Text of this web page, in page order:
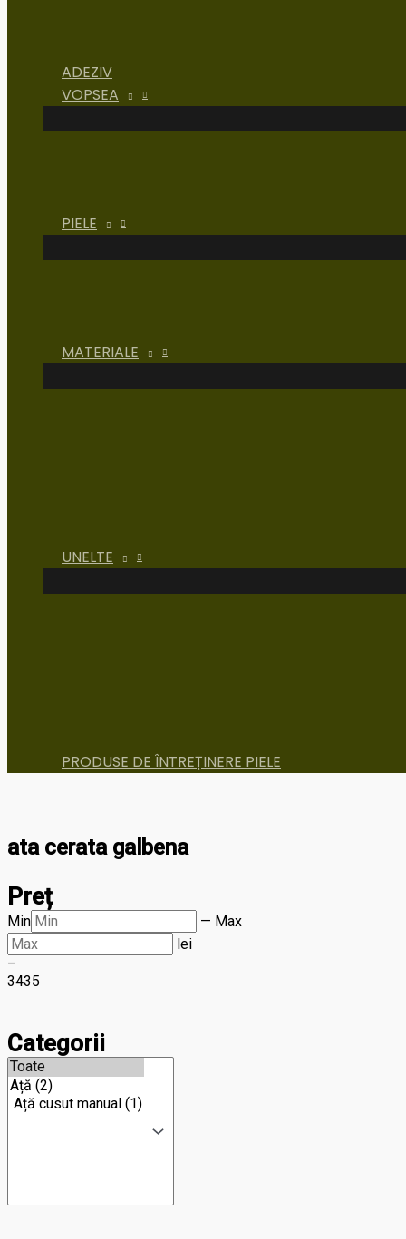
ADEZIV
VOPSEA
PIELE
MATERIALE
UNELTE
PRODUSE DE ÎNTREȚINERE PIELE
ata cerata galbena
Preț
Min — Max
lei
–
3435
Categorii